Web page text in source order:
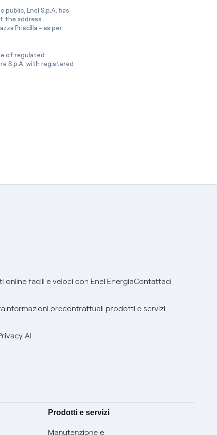
Enel S.p.A. has
the address
Priscilla - as per
of regulated
S.p.A. with registered
online facili e veloci con Enel EnergiaContattaci
Informazioni precontrattuali prodotti e servizi
AI
Prodotti e servizi
Manutenzione e